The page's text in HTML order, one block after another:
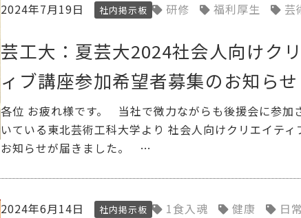
2024年7月19日 社内掲示板 研修 福利厚生 芸
芸工大：夏芸大2024社会人向けク
ィブ講座参加希望者募集のお知らせ
各位 お疲れ様です。 当社で微力ながらも後援会に参加
いている東北芸術工科大学より 社会人向けクリエイティ
お知らせが届きました。 …
2024年6月14日 社内掲示板 1食入魂 健康 日常